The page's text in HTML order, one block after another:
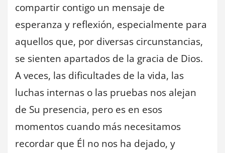
compartir contigo un mensaje de
esperanza y reflexión, especialmente para
aquellos que, por diversas circunstancias,
se sienten apartados de la gracia de Dios.
A veces, las dificultades de la vida, las
luchas internas o las pruebas nos alejan
de Su presencia, pero es en esos
momentos cuando más necesitamos
recordar que Él no nos ha dejado, y